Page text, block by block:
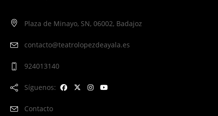
Plaza de Minayo, SN, 06002, Badajoz
contacto@teatrolopezdeayala.es
924013140
Síguenos:
Contacto